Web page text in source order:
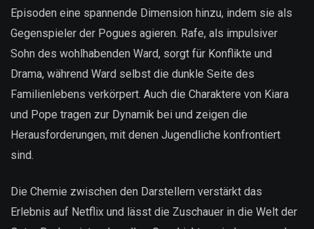
Episoden eine spannende Dimension hinzu, indem sie als
Gegenspieler der Pogues agieren. Rafe, als impulsiver
Sohn des wohlhabenden Ward, sorgt für Konflikte und
Drama, während Ward selbst die dunkle Seite des
Familienlebens verkörpert. Auch die Charaktere von Kiara
und Pope tragen zur Dynamik bei und zeigen die
Herausforderungen, mit denen Jugendliche konfrontiert
sind.
Die Chemie zwischen den Darstellern verstärkt das
Erlebnis auf Netflix und lässt die Zuschauer in die Welt der